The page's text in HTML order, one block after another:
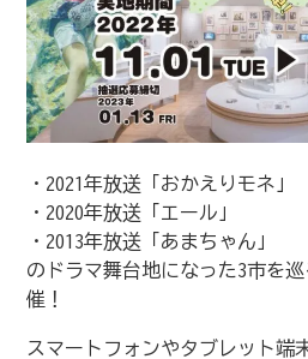
・2021年放送「おかえりモネ」
・2020年放送「エール」
・2013年放送「あまちゃん」
のドラマ舞台地になった3市を
催！
スマートフォンやタブレット端